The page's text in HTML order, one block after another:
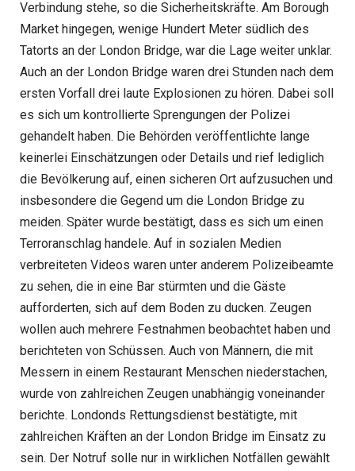
Verbindung stehe, so die Sicherheitskräfte. Am Borough
Market hingegen, wenige Hundert Meter südlich des
Tatorts an der London Bridge, war die Lage weiter unklar.
Auch an der London Bridge waren drei Stunden nach dem
ersten Vorfall drei laute Explosionen zu hören. Dabei soll
es sich um kontrollierte Sprengungen der Polizei
gehandelt haben. Die Behörden veröffentlichte lange
keinerlei Einschätzungen oder Details und rief lediglich
die Bevölkerung auf, einen sicheren Ort aufzusuchen und
insbesondere die Gegend um die London Bridge zu
meiden. Später wurde bestätigt, dass es sich um einen
Terroranschlag handele. Auf in sozialen Medien
verbreiteten Videos waren unter anderem Polizeibeamte
zu sehen, die in eine Bar stürmten und die Gäste
aufforderten, sich auf dem Boden zu ducken. Zeugen
wollen auch mehrere Festnahmen beobachtet haben und
berichteten von Schüssen. Auch von Männern, die mit
Messern in einem Restaurant Menschen niederstachen,
wurde von zahlreichen Zeugen unabhängig voneinander
berichte. Londonds Rettungsdienst bestätigte, mit
zahlreichen Kräften an der London Bridge im Einsatz zu
sein. Der Notruf solle nur in wirklichen Notfällen gewählt